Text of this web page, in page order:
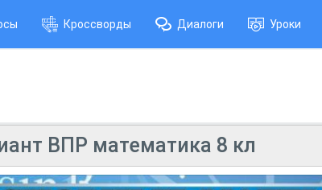
Кроссворды Диалоги Уроки
ВПР математика 8 кл